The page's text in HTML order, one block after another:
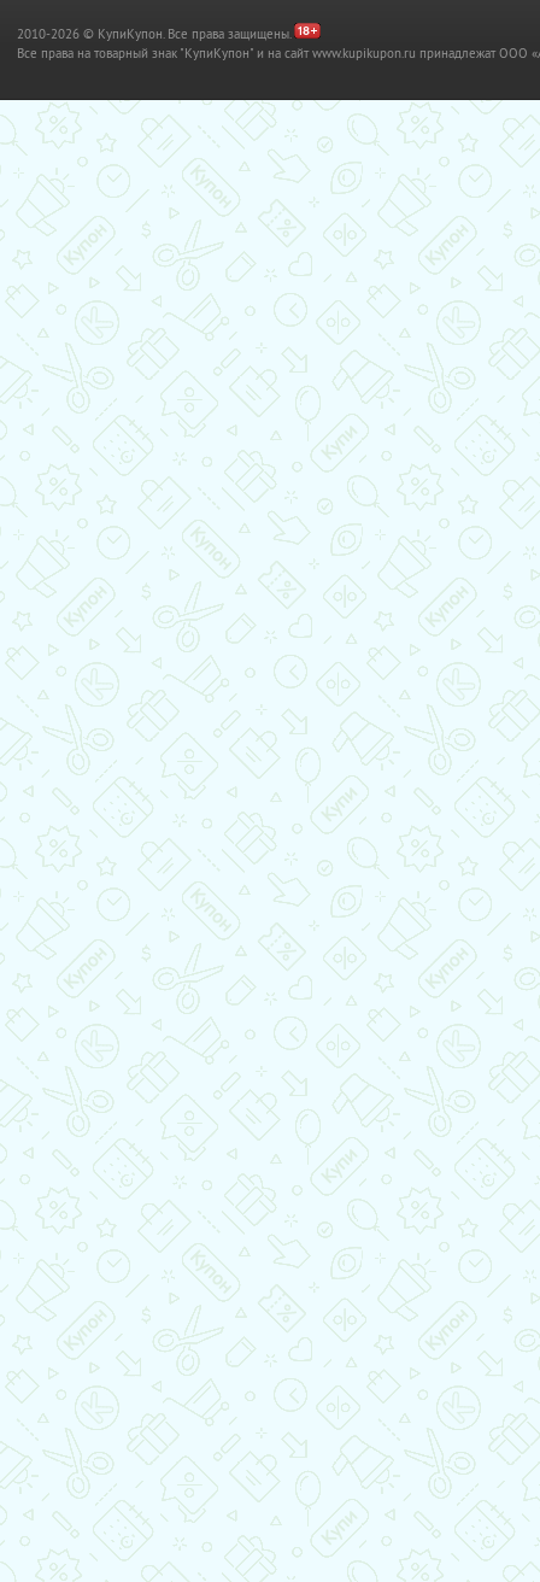
2010-2026 © КупиКупон. Все права защищены.
Все права на товарный знак "КупиКупон" и на сайт www.kupikupon.ru принадлежат